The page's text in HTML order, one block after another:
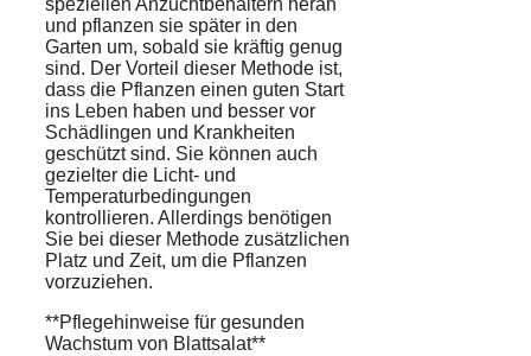
speziellen Anzuchtbehältern heran
und pflanzen sie später in den
Garten um, sobald sie kräftig genug
sind. Der Vorteil dieser Methode ist,
dass die Pflanzen einen guten Start
ins Leben haben und besser vor
Schädlingen und Krankheiten
geschützt sind. Sie können auch
gezielter die Licht- und
Temperaturbedingungen
kontrollieren. Allerdings benötigen
Sie bei dieser Methode zusätzlichen
Platz und Zeit, um die Pflanzen
vorzuziehen.
**Pflegehinweise für gesunden
Wachstum von Blattsalat**